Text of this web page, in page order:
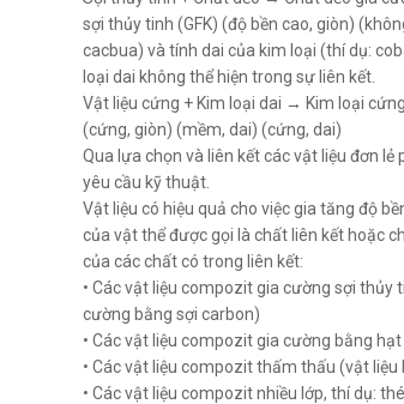
sợi thủy tinh (GFK) (độ bền cao, giòn)
cacbua) và tính dai của kim loại (thí dụ:
loại dai không thể hiện trong sự liên kết.
Vật liệu cứng + Kim loại dai → Kim loại cứng
(cứng, giòn) (mềm, dai) (cứng, dai)
Qua lựa chọn và liên kết các vật liệu đơn
yêu cầu kỹ thuật.
Vật liệu có hiệu quả cho việc gia tăng độ
của vật thể được gọi là chất liên kết hoặc
của các chất có trong liên kết:
• Các vật liệu compozit gia cường sợi thủy
cường bằng sợi carbon)
• Các vật liệu compozit gia cường bằng
• Các vật liệu compozit thấm thấu (vật
• Các vật liệu compozit nhiều lớp, thí dụ: